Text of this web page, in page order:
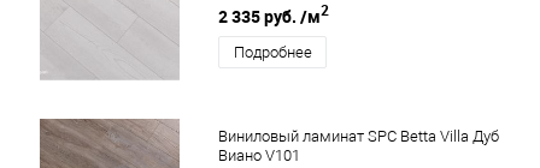
2 335 руб. /м2
Подробнее
Виниловый ламинат SPC Betta Villa Дуб
Виано V101